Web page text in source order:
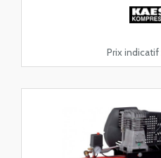
Prix indicatif